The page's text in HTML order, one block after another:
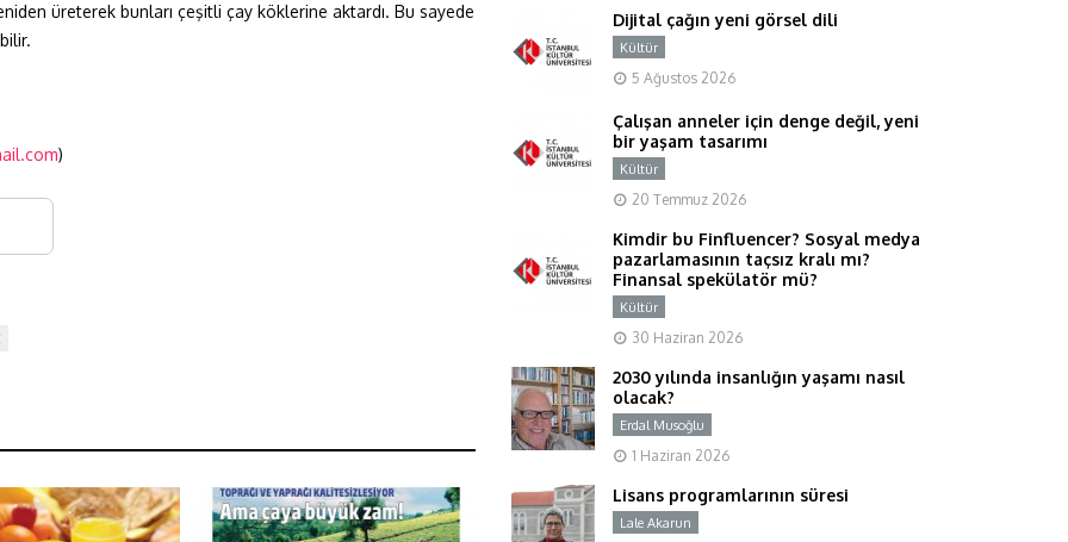
üreterek bunları çeşitli çay köklerine aktardı. Bu sayede
)
Dijital çağın yeni görsel dili
Kültür
5 Ağustos 2026
Çalışan anneler için denge değil, yeni
bir yaşam tasarımı
Kültür
20 Temmuz 2026
Kimdir bu Finfluencer? Sosyal medya
pazarlamasının taçsız kralı mı?
Finansal spekülatör mü?
Kültür
30 Haziran 2026
2030 yılında insanlığın yaşamı nasıl
olacak?
Erdal Musoğlu
1 Haziran 2026
Lisans programlarının süresi
Lale Akarun